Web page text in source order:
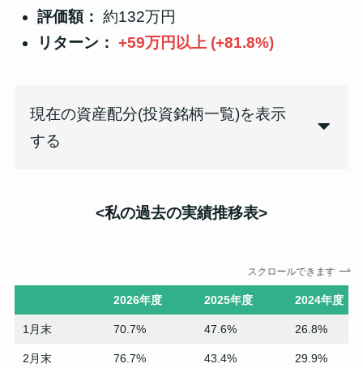
評価額： 約132万円
リターン： +59万円以上 (+81.8%)
現在の資産配分(投資銘柄一覧)を表示
する
<私の過去の実績推移表>
スクロールできます
2026年度 2025年度 2024年度
1月末 70.7% 47.6% 26.8%
2月末 76.7% 43.4% 29.9%